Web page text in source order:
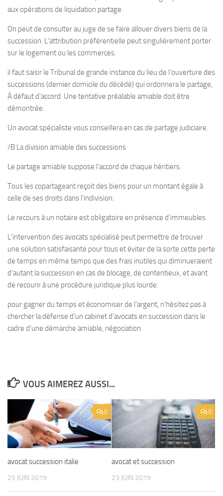
aux opérations de liquidation partage.
On peut de consulter au juge de se faire allouer divers biens de la
succession. L’attribution préférentielle peut singulièrement porter
sur le logement ou les commerces.
il faut saisir le Tribunal de grande instance du lieu de l’ouverture des
successions (dernier domicile du décédé) qui ordonnera le partage,
À défaut d’accord. Une tentative préalable amiable doit être
démontrée.
Un avocat spécialiste vous conseillera en cas de partage judiciaire.
/B La division amiable des successions
Le partage amiable suppose l’accord de chaque héritiers.
Tous les copartageant reçoit des biens pour un montant égale à
celle de ses droits dans l’indivision.
Le recours à un notaire est obligatoire en présence d’immeubles.
L’intervention des avocats spécialisé peut permettre de trouver
une solution satisfaisante pour tous et éviter de la sorte cette perte
de temps en même temps que des frais inutiles qui diminueraient
d’autant la succession en cas de blocage, de contentieux, et avant
de recourir à une procédure juridique plus lourde.
pour gagner du temps et économiser de l’argent, n’hésitez pas à
chercher la défense d’un cabinet d’avocats en succession dans le
cadre d’une démarche amiable, négociation.
VOUS AIMEREZ AUSSI...
0
avocat succession italie
25 JUIN 2019
0
avocat et succession
23 JUIN 2019